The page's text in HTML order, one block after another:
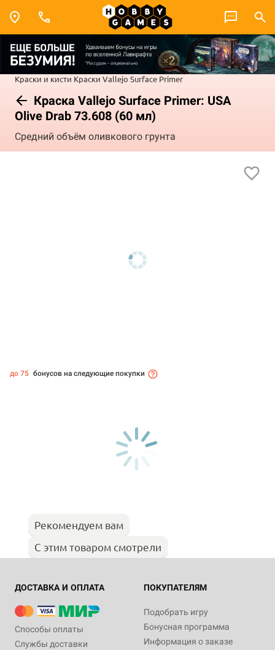
Краски и кисти Краски Vallejo Surface Primer
Краска Vallejo Surface Primer: USA
Olive Drab 73.608 (60 мл)
Средний объём оливкового грунта
до 75 бонусов на следующие покупки
Рекомендуем вам
С этим товаром смотрели
ДОСТАВКА И ОПЛАТА
Способы оплаты
Службы доставки
ПОКУПАТЕЛЯМ
Подобрать игру
Бонусная программа
Информация о заказе